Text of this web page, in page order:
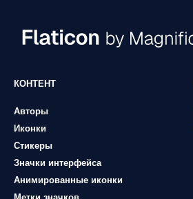
КОНТЕНТ
Авторы
Иконки
Стикеры
Значки интерфейса
Анимированные иконки